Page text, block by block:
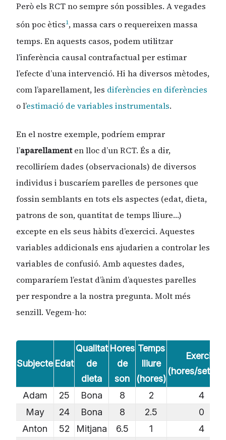
Però els RCT no sempre són possibles. A vegades
són poc ètics1, massa cars o requereixen massa
temps. En aquests casos, podem utilitzar
l’inferència causal contrafactual per estimar
l’efecte d’una intervenció. Hi ha diversos mètodes,
com l’aparellament, les diferències en diferències
o l’estimació de variables instrumentals.
En el nostre exemple, podríem emprar
l’aparellamenten lloc d’un RCT. És a dir,
recolliríem dades (observacionals) de diversos
individus i buscaríem parelles de persones que
fossin semblants en tots els aspectes (edat, dieta,
patrons de son, quantitat de temps lliure…)
excepte en els seus hàbits d’exercici. Aquestes
variables addicionals ens ajudarien a controlar les
variables de confusió. Amb aquestes dades,
compararíem l’estat d’ànim d’aquestes parelles
per respondre a la nostra pregunta. Molt més
senzill. Vegem-ho:
Subjecte Edat
Qualitat
de
dieta
Hores
de
son
Temps
lliure
(hores)
Exercici
(hores/
Adam 25 Bona 8 2
4
May
24 Bona 8 2.5
0
Anton
52 Mitjana 6.5 1
4